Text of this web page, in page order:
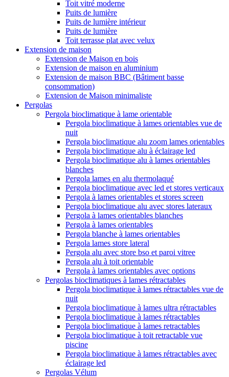
Toit vitré moderne
Puits de lumière
Puits de lumière intérieur
Puits de lumière
Toit terrasse plat avec velux
Extension de maison
Extension de Maison en bois
Extension de maison en aluminium
Extension de maison BBC (Bâtiment basse
consommation)
Extension de Maison minimaliste
Pergolas
Pergola bioclimatique à lame orientable
Pergola bioclimatique à lames orientables vue de
nuit
Pergola bioclimatique alu zoom lames orientables
Pergola bioclimatique alu à éclairage led
Pergola bioclimatique alu à lames orientables
blanches
Pergola lames en alu thermolaqué
Pergola bioclimatique avec led et stores verticaux
Pergola à lames orientables et stores screen
Pergola bioclimatique alu avec stores lateraux
Pergola à lames orientables blanches
Pergola à lames orientables
Pergola blanche à lames orientables
Pergola lames store lateral
Pergola alu avec store bso et paroi vitree
Pergola alu à toit orientable
Pergola à lames orientables avec options
Pergolas bioclimatiques à lames rétractables
Pergola bioclimatique à lames rétractables vue de
nuit
Pergola bioclimatique à lames ultra rétractables
Pergola bioclimatique à lames rétractables
Pergola bioclimatique à lames retractables
Pergola bioclimatique à toit retractable vue
piscine
Pergola bioclimatique à lames rétractables avec
éclairage led
Pergolas Vélum